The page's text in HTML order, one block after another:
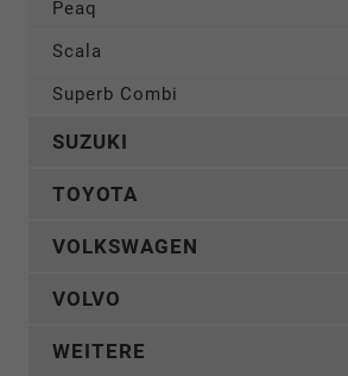
Peaq
Scala
Superb Combi
SUZUKI
TOYOTA
VOLKSWAGEN
VOLVO
WEITERE